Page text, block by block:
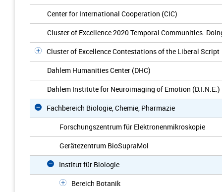
Center for International Cooperation (CIC)
Cluster of Excellence 2020 Temporal Communities:
Cluster of Excellence Contestations of the Liberal Script
Dahlem Humanities Center (DHC)
Dahlem Institute for Neuroimaging of Emotion (D.I.N.E.)
Fachbereich Biologie, Chemie, Pharmazie
Forschungszentrum für Elektronenmikroskopie
Gerätezentrum BioSupraMol
Institut für Biologie
Bereich Botanik